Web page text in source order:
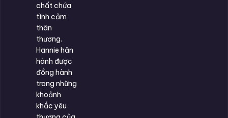
chất chứa
tình cảm
thân
thương.
Hannie hân
hành được
đồng hành
trong những
khoảnh
khắc yêu